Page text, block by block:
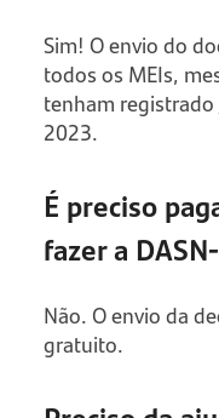
Sim! O envio do
todos os MEIs,
tenham registrado
2023.
É preciso
fazer a
Não. O envio da
gratuito.